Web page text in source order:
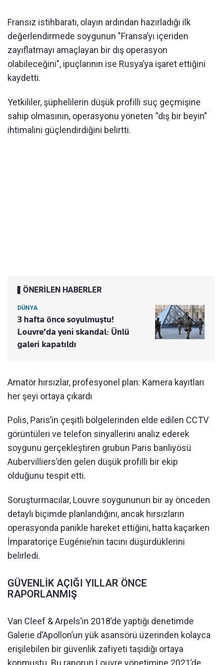
Fransız istihbaratı, olayın ardından hazırladığı ilk
değerlendirmede soygunun "Fransa’yı içeriden
zayıflatmayı amaçlayan bir dış operasyon
olabileceğini", ipuçlarının ise Rusya’ya işaret ettiğini
kaydetti.
Yetkililer, şüphelilerin düşük profilli suç geçmişine
sahip olmasının, operasyonu yöneten “dış bir beyin”
ihtimalini güçlendirdiğini belirtti.
ÖNERİLEN HABERLER
DÜNYA
3 hafta önce soyulmuştu!
Louvre’da yeni skandal: Ünlü
galeri kapatıldı
Amatör hırsızlar, profesyonel plan: Kamera kayıtları
her şeyi ortaya çıkardı
Polis, Paris’in çeşitli bölgelerinden elde edilen CCTV
görüntüleri ve telefon sinyallerini analiz ederek
soygunu gerçekleştiren grubun Paris banliyösü
Aubervilliers’den gelen düşük profilli bir ekip
olduğunu tespit etti.
Soruşturmacılar, Louvre soygununun bir ay önceden
detaylı biçimde planlandığını, ancak hırsızların
operasyonda panikle hareket ettiğini, hatta kaçarken
İmparatoriçe Eugénie’nin tacını düşürdüklerini
belirledi.
GÜVENLİK AÇIĞI YILLAR ÖNCE
RAPORLANMIŞ
Van Cleef & Arpels’in 2018’de yaptığı denetimde
Galerie d’Apollon’un yük asansörü üzerinden kolayca
erişilebilen bir güvenlik zafiyeti taşıdığı ortaya
konmuştu. Bu raporun Louvre yönetimine 2021’de